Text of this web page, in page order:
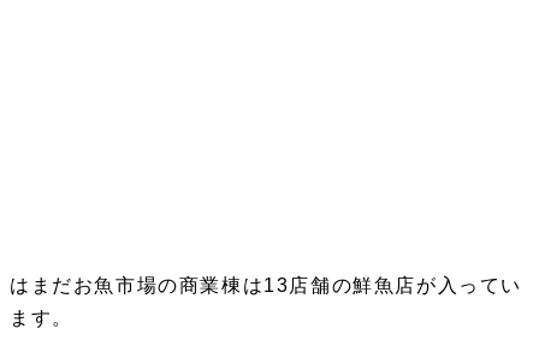
はまだお魚市場の商業棟は13店舗の鮮魚店が入ってい
ます。